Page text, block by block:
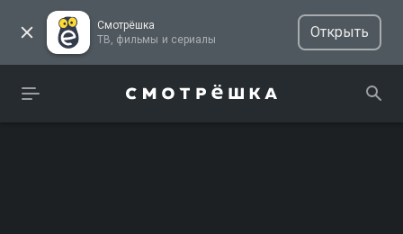
Смотрёшка
ТВ, фильмы и сериалы
Открыть